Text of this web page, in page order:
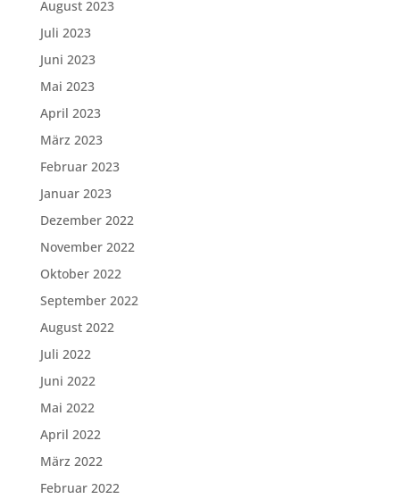
August 2023
Juli 2023
Juni 2023
Mai 2023
April 2023
März 2023
Februar 2023
Januar 2023
Dezember 2022
November 2022
Oktober 2022
September 2022
August 2022
Juli 2022
Juni 2022
Mai 2022
April 2022
März 2022
Februar 2022